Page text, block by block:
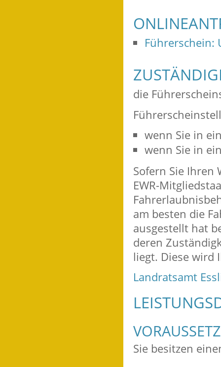
Führerschein:
die
wenn Sie in
wenn Sie in
Sofern Sie Ihren
EWR-
am besten die
ausgestellt hat
deren
liegt. Diese wird
Landratsamt
Sie besitzen